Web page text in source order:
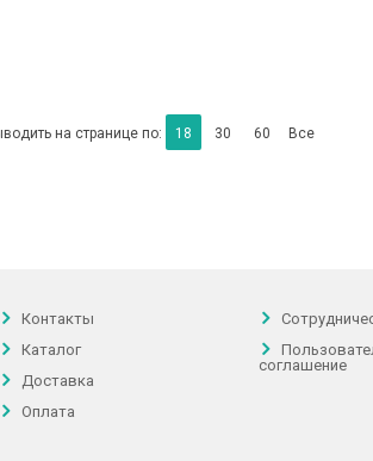
на странице по: 18 30 60 Все
Контакты
Каталог
Доставка
Оплата
соглашение